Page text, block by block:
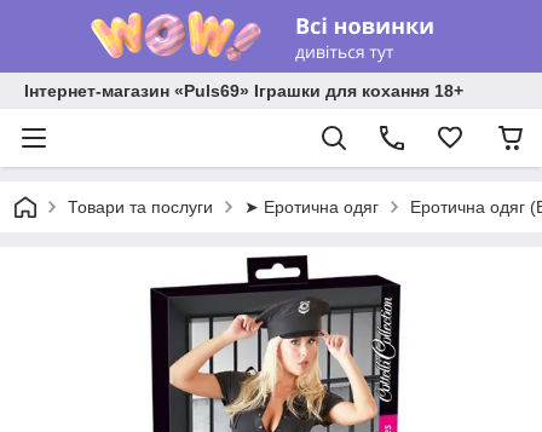
Інтернет-магазин «Puls69» Іграшки для кохання 18+
Товари та послуги ➤ Еротична одяг Еротична одяг